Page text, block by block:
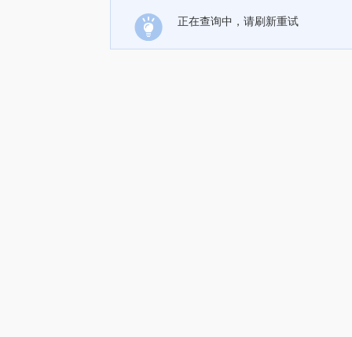
正在查询中，请刷新重试